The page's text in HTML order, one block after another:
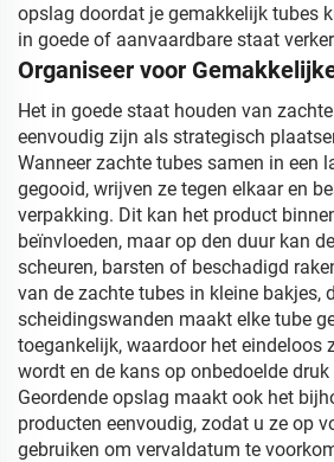
opslag doordat je gemakkelijk tubes
in goede of aanvaardbare staat
Organiseer voor
Het in goede staat houden van
eenvoudig zijn als strategisch
Wanneer zachte tubes samen in een
gegooid, wrijven ze tegen elkaar en
verpakking. Dit kan het product
beïnvloeden, maar op den duur kan
scheuren, barsten of beschadigd
van de zachte tubes in kleine bakjes,
scheidingswanden maakt elke tube
toegankelijk, waardoor het eindeloos
wordt en de kans op onbedoelde
Geordende opslag maakt ook het
producten eenvoudig, zodat u ze op
gebruiken om vervaldatum te